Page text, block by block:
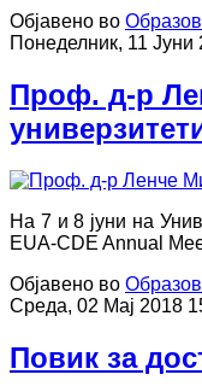
Објавено во
Понеделник, 11 Јуни
Проф. д-р
На 7 и 8 јуни на
EUA-CDE Annual
Објавено во
Среда, 02 Мај 2018
Повик за